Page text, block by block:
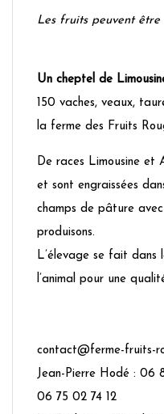
Les fruits peuvent
Un cheptel de
150 vaches, veaux,
la ferme des Fruits
De races Limousine et
et sont engraissées
champs de pâture
produisons.
L’élevage se fait dans
l’animal pour une
contact@ferme-fruits-
Jean-Pierre Hodé : 06
06 75 02 74 12